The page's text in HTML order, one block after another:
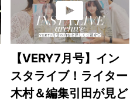
【VERY7月号】イン
スタライブ！ライター
木村＆編集引田が見ど